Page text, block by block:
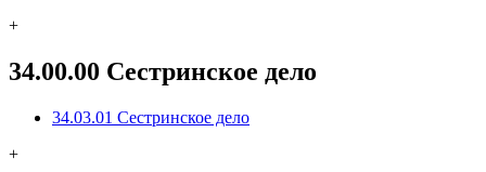
+
34.00.00 Сестринское дело
34.03.01 Сестринское дело
+